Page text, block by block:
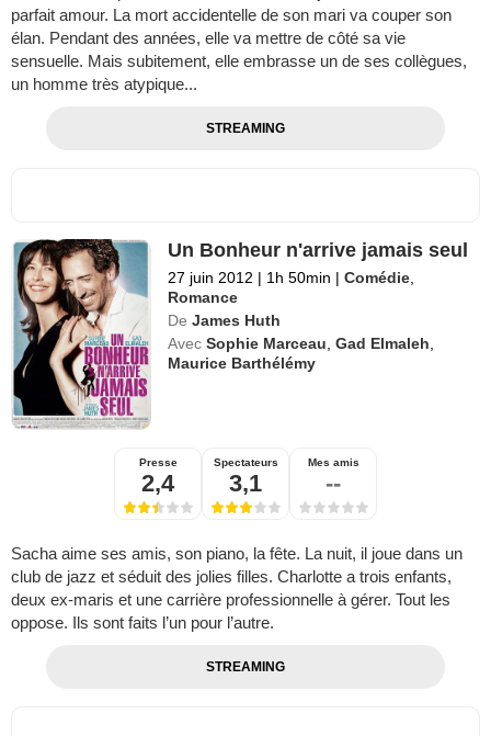
parfait amour. La mort accidentelle de son mari va couper son
élan. Pendant des années, elle va mettre de côté sa vie
sensuelle. Mais subitement, elle embrasse un de ses collègues,
un homme très atypique...
STREAMING
Un Bonheur n'arrive jamais seul
27 juin 2012 | 1h 50min | Comédie
Romance
De James Huth
Avec Sophie Marceau ,Gad Elmaleh
Maurice Barthélémy
Presse
2,4
Spectateurs
3,1
Mes amis
--
Sacha aime ses amis, son piano, la fête. La nuit, il joue dans un
club de jazz et séduit des jolies filles. Charlotte a trois enfants,
deux ex-maris et une carrière professionnelle à gérer. Tout les
oppose. Ils sont faits l’un pour l’autre.
STREAMING